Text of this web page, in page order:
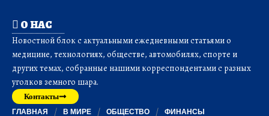
О НАС
Новостной блок с актуальными ежедневными статьями о
медицине, технологиях, обществе, автомобилях, спорте и
других темах, собранные нашими корреспондентами с разных
уголков земного шара.
Контакты
ГЛАВНАЯ В МИРЕ ОБЩЕСТВО ФИНАНСЫ